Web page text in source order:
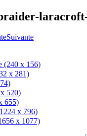
Suivante
(240 x 156)
x 281)
520)
655)
x 796)
x 1077)